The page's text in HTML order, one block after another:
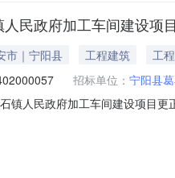
民政府加工车间建设项
市｜宁阳县 工程建筑
工程
招标单位： 宁阳县
镇人民政府加工车间建设项目
件中第五章工程量清单部分修
因投